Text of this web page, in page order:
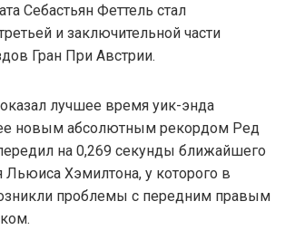
Себастьян Феттель стал
и заключительной части
Гран При Австрии.
лучшее время уик-энда
новым абсолютным рекордом Ред
на 0,269 секунды ближайшего
Льюиса Хэмилтона, у которого в
проблемы с передним правым